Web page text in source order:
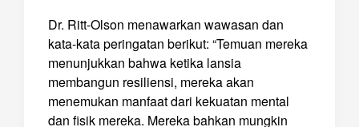
Dr. Ritt-Olson menawarkan wawasan dan
kata-kata peringatan berikut: “Temuan mereka
menunjukkan bahwa ketika lansia
membangun resiliensi, mereka akan
menemukan manfaat dari kekuatan mental
dan fisik mereka. Mereka bahkan mungkin